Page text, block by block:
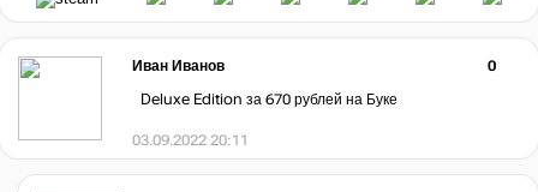
Иван Иванов
0
Deluxe Edition за 670 рублей на Буке
03.09.2022 20:11